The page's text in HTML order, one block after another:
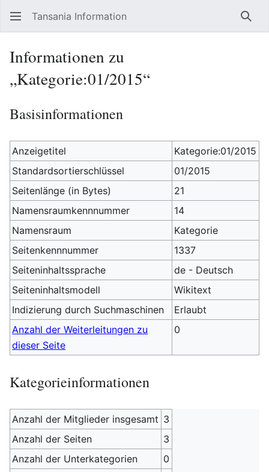
Tansania Information
Informationen zu
„Kategorie:01/2015“
Basisinformationen
Anzeigetitel
Kategorie:01/2015
Standardsortierschlüssel
01/2015
Seitenlänge (in Bytes)
21
Namensraumkennnummer
14
Namensraum
Kategorie
Seitenkennnummer
1337
Seiteninhaltssprache
de - Deutsch
Seiteninhaltsmodell
Wikitext
Indizierung durch Suchmaschinen
Erlaubt
Anzahl der Weiterleitungen zu
dieser Seite
0
Kategorieinformationen
Anzahl der Mitglieder insgesamt 3
Anzahl der Seiten
3
Anzahl der Unterkategorien
0